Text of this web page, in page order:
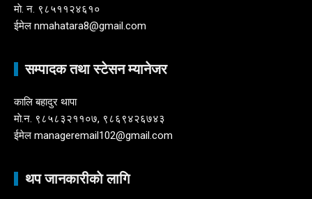
माे. न. ९८५११२४६१०
ईमेल nmahatara8@gmail.com
सम्पादक तथा स्टेसन म्यानेजर
कालि बहादुर थापा
माे.न. ९८५८३२११०७, ९८६९४२६७४३
ईमेल manageremail102@gmail.com
थप जानकारीकाे लागि